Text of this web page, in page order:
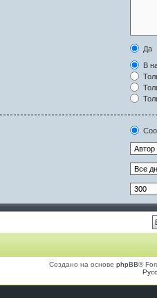
Да
В
Создано на основе phpBB®